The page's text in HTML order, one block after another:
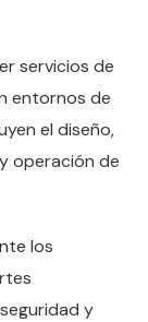
servicios de
entornos de
el diseño,
operación de
los
y